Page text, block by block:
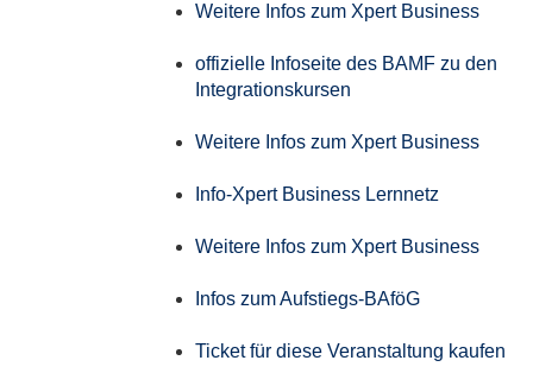
Weitere Infos zum Xpert Business
offizielle Infoseite des BAMF zu den
Integrationskursen
Weitere Infos zum Xpert Business
Info-Xpert Business Lernnetz
Weitere Infos zum Xpert Business
Infos zum Aufstiegs-BAföG
Ticket für diese Veranstaltung kaufen